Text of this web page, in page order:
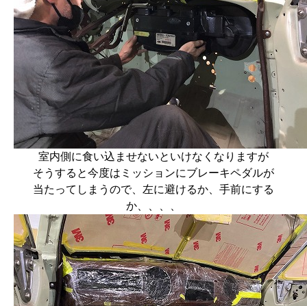
室内側に食い込ませないといけなくなりますが
そうすると今度はミッションにブレーキペダルが
当たってしまうので、左に避けるか、手前にする
か、、、、